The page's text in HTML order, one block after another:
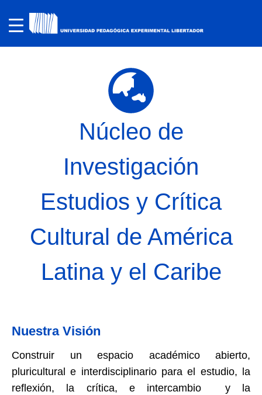
Núcleo de
Investigación
Estudios y Crítica
Cultural de América
Latina y el Caribe
Nuestra Visión
Construir un espacio académico abierto,
pluricultural e interdisciplinario para el estudio, la
reflexión, la crítica, e intercambio y la